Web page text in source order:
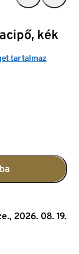
kék
tartalmaz
2026. 08. 19.